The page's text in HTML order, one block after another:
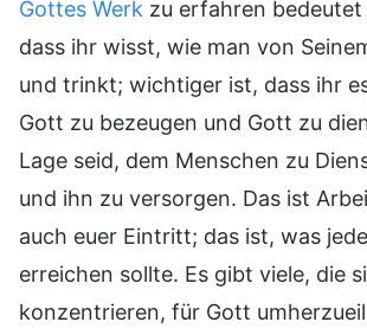
Gottes Werk zu erfahren
dass ihr wisst, wie man von
und trinkt; wichtiger ist, dass ihr
Gott zu bezeugen und Gott zu
Lage seid, dem Menschen zu
und ihn zu versorgen. Das ist
auch euer Eintritt; das ist, was
erreichen sollte. Es gibt viele, die
konzentrieren, für Gott